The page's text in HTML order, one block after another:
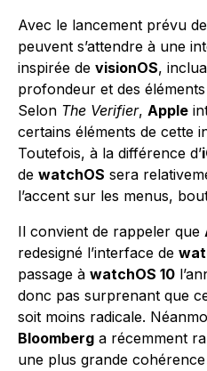
Avec le lancement prévu de
peuvent s’attendre à une
inspirée de visionOS,
profondeur et des
Selon The Verifier, Apple
certains éléments de cette
Toutefois, à la différence d’
de watchOS sera
l’accent sur les menus,
Il convient de rappeler que
redesigné l’interface de
passage à watchOS 10
donc pas surprenant que
soit moins radicale.
Bloomberg a récemment
une plus grande